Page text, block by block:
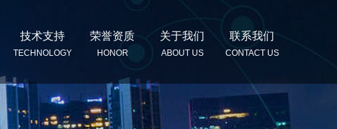
技术支持
TECHNOLOGY
荣誉资质
HONOR
关于我们
ABOUT US
联系我们
CONTACT US